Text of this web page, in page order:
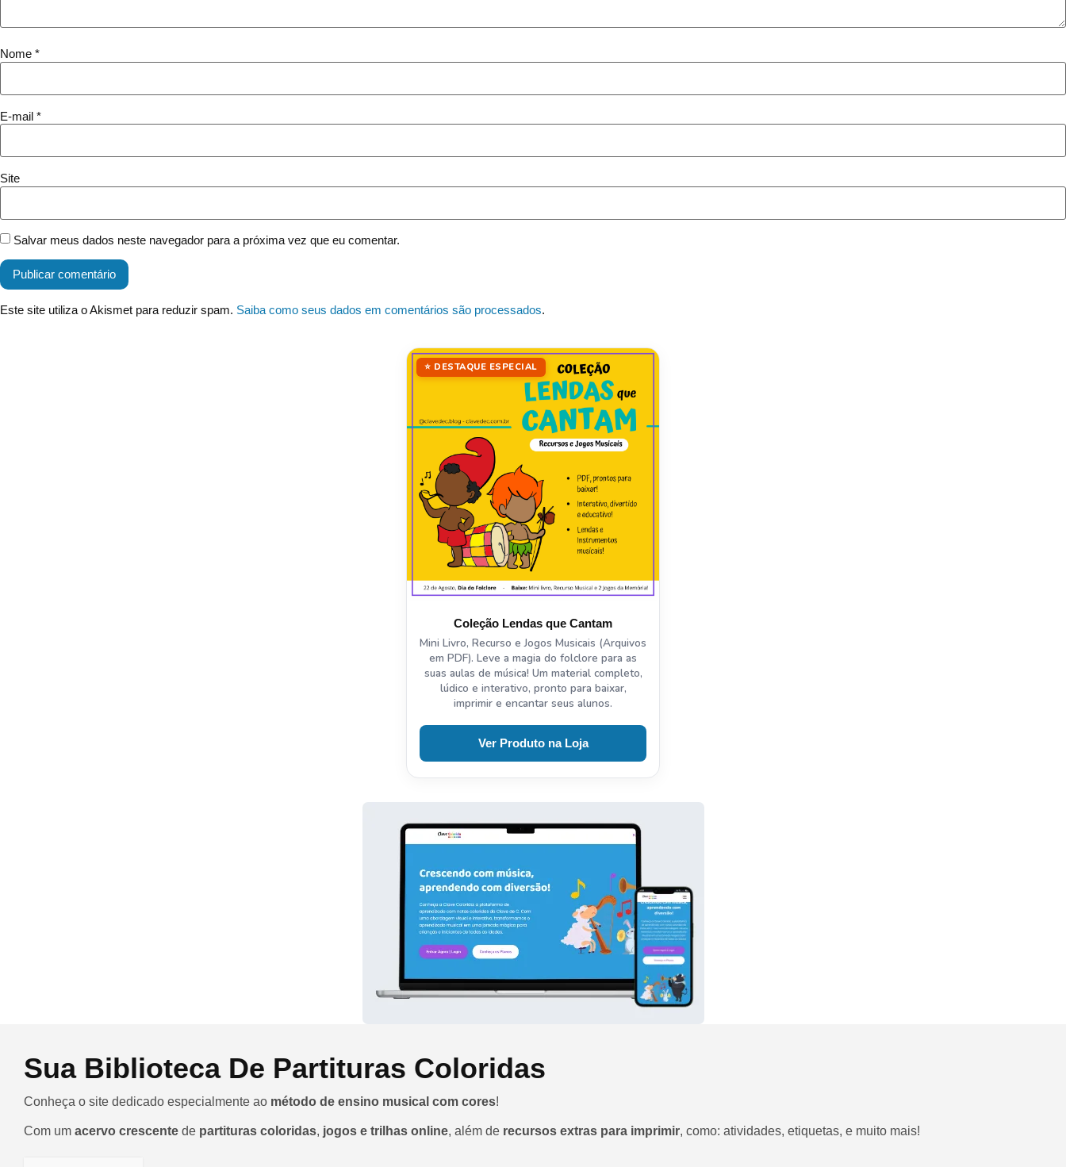
Nome *
E-mail *
Site
Salvar meus dados neste navegador para a próxima vez que eu comentar.
Este site utiliza o Akismet para reduzir spam. Saiba como seus dados em comentários são processados.
⭐ DESTAQUE ESPECIAL
Coleção Lendas que Cantam
Mini Livro, Recurso e Jogos Musicais (Arquivos
em PDF). Leve a magia do folclore para as
suas aulas de música! Um material completo,
lúdico e interativo, pronto para baixar,
imprimir e encantar seus alunos.
Ver Produto na Loja
Sua Biblioteca De Partituras Coloridas
Conheça o site dedicado especialmente ao método de ensino musical com cores!
Com um acervo crescente de partituras coloridas, jogos e trilhas online, além de recursos extras para imprimir, como: atividades, etiquetas, e muito mais!